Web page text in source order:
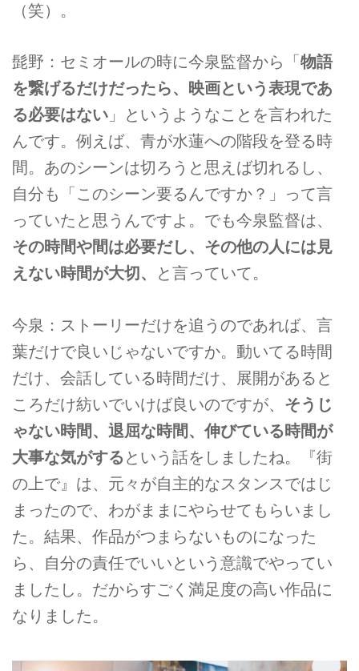
（笑）。
髭野：セミオールの時に今泉監督から「 物語
を繋げるだけだったら、映画という表現であ
る必要はない 」というようなことを言われた
んです。例えば、青が水蓮への階段を登る時
間。あのシーンは切ろうと思えば切れるし、
自分も「このシーン要るんですか？」って言
っていたと思うんですよ。でも今泉監督は、
その時間や間は必要だし、その他の人には見
えない時間が大切、
と言っていて。
今泉：ストーリーだけを追うのであれば、言
葉だけで良いじゃないですか。動いてる時間
だけ、会話している時間だけ、展開があると
ころだけ紡いでいけば良いのですが、 そうじ
ゃない時間、退屈な時間、伸びている時間が
大事な気がする という話をしましたね。『街
の上で』は、元々が自主的なスタンスではじ
まったので、わがままにやらせてもらいまし
た。結果、作品がつまらないものになった
ら、自分の責任でいいという意識でやってい
ましたし。だからすごく満足度の高い作品に
なりました。